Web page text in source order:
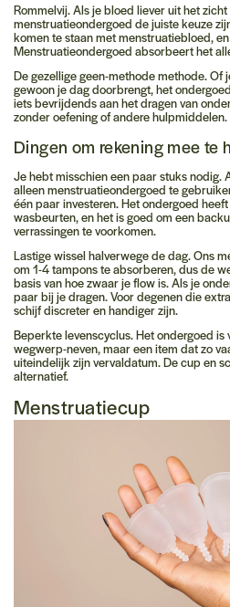
Rommelvij.Als je bloed liever uit het
menstruatieondergoed de juiste keuze
komen te staan met menstruatiebloed,
Menstruatieondergoed absorbeert het
De gezellige geen-methode methode.Of
gewoon je dag doorbrengt, het
iets bevrijdends aan het dragen van
zonder oefening of andere hulpmiddelen.
Dingen om rekening mee te
Je hebt misschien een paar stuks nodig.
alleen menstruatieondergoed te
één paar investeren. Het ondergoed
wasbeurten, en het is goed om een
verrassingen te voorkomen.
Lastige wissel halverwege de dag.Ons
om 1-4 tampons te absorberen, dus de
basis van hoe zwaar je flow is. Als je
paar bij je dragen. Voor degenen die
schijf discreter en handiger zijn.
Beperkte levenscyclus.Het ondergoed is
wegwerp-neven, maar een item dat zo
uiteindelijk zijn vervaldatum. De cup en
alternatief.
Menstruatiecup